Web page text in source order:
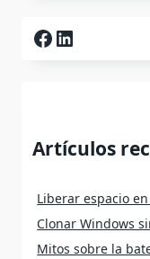
Facebook
LinkedIn
Artículos
Liberar espacio
Clonar Windows
Mitos sobre la